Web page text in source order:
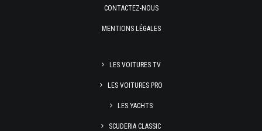
CONTACTEZ-NOUS
MENTIONS LÉGALES
LES VOITURES TV
LES VOITURES PRO
LES YACHTS
SCUDERIA CLASSIC